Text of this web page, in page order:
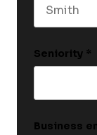
Seniority *
Business